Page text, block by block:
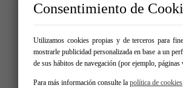
Consentimiento de
Utilizamos cookies propias y de terceros para
mostrarle publicidad personalizada en base a un
de sus hábitos de navegación (por ejemplo, páginas
Para más información consulte la política de cookies